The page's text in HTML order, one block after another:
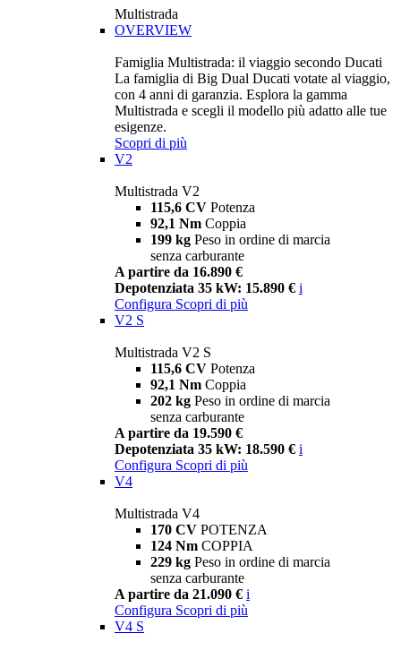
Multistrada
OVERVIEW
Famiglia Multistrada: il viaggio secondo Ducati
La famiglia di Big Dual Ducati votate al viaggio,
con 4 anni di garanzia. Esplora la gamma
Multistrada e scegli il modello più adatto alle tue
esigenze.
Scopri di più
V2
Multistrada V2
115,6 CV Potenza
92,1 Nm Coppia
199 kg Peso in ordine di marcia
senza carburante
A partire da 16.890 €
Depotenziata 35 kW: 15.890 € i
Configura Scopri di più
V2 S
Multistrada V2 S
115,6 CV Potenza
92,1 Nm Coppia
202 kg Peso in ordine di marcia
senza carburante
A partire da 19.590 €
Depotenziata 35 kW: 18.590 € i
Configura Scopri di più
V4
Multistrada V4
170 CV POTENZA
124 Nm COPPIA
229 kg Peso in ordine di marcia
senza carburante
A partire da 21.090 € i
Configura Scopri di più
V4 S